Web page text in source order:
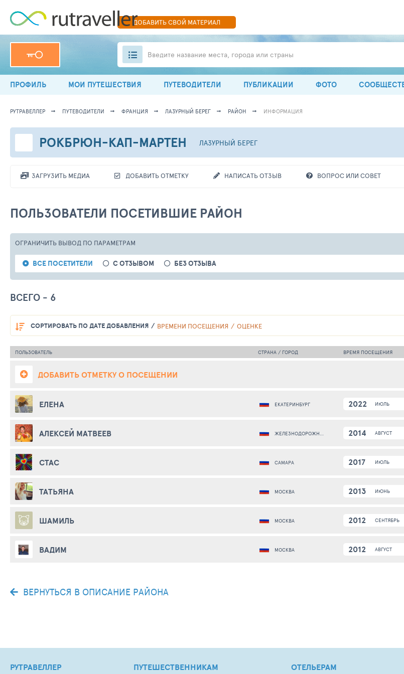
ДОБАВИТЬСВОЙ МАТЕРИАЛ
Введите название места, города или страны
ПРОФИЛЬ МОИ ПУТЕШЕСТВИЯ ПУТЕВОДИТЕЛИ ПУБЛИКАЦИИ ФОТО
РУТРАВЕЛЛЕР ПУТЕВОДИТЕЛИ ФРАНЦИЯ ЛАЗУРНЫЙ БЕРЕГ РАЙОН ИНФОРМАЦИЯ
РОКБРЮН-КАП-МАРТЕН ЛАЗУРНЫЙ БЕРЕГ
ЗАГРУЗИТЬ МЕДИА ДОБАВИТЬ ОТМЕТКУ НАПИСАТЬ ОТЗЫВ ВОПРОС ИЛИ СОВЕТ
ПОЛЬЗОВАТЕЛИ ПОСЕТИВШИЕ РАЙОН
ОГРАНИЧИТЬ ВЫВОД ПО ПАРАМЕТРАМ
ВСЕ ПОСЕТИТЕЛИ С ОТЗЫВОМ БЕЗ ОТЗЫВА
ВСЕГО - 6
СОРТИРОВАТЬ ПО ДАТЕ ДОБАВЛЕНИЯ ВРЕМЕНИ ПОСЕЩЕНИЯ ОЦЕНКЕ
ПОЛЬЗОВАТЕЛЬ СТРАНА / ГОРОД ВРЕМЯ ПОСЕЩЕНИЯ
ДОБАВИТЬ ОТМЕТКУ О ПОСЕЩЕНИИ
ЕЛЕНА ЕКАТЕРИНБУРГ 2022 ИЮЛЬ
АЛЕКСЕЙ МАТВЕЕВ ЖЕЛЕЗНОДОРОЖНЫЙ 2014 АВГУСТ
СТАС САМАРА 2017 ИЮЛЬ
ТАТЬЯНА МОСКВА 2013 ИЮНЬ
ШАМИЛЬ МОСКВА 2012 СЕНТЯБРЬ
ВАДИМ МОСКВА 2012 АВГУСТ
ВЕРНУТЬСЯ В ОПИСАНИЕ РАЙОНА
РУТРАВЕЛЛЕР ПУТЕШЕСТВЕННИКАМ ОТЕЛЬЕРАМ